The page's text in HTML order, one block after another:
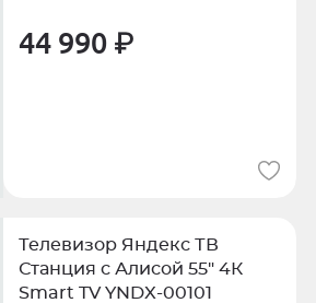
44 990 ₽
Телевизор Яндекс ТВ
Станция с Алисой 55" 4К
Smart TV YNDX-00101